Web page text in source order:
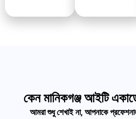
কেন মানিকগঞ্জ আইটি
আমরা শুধু শেখাই না, আপনাকে